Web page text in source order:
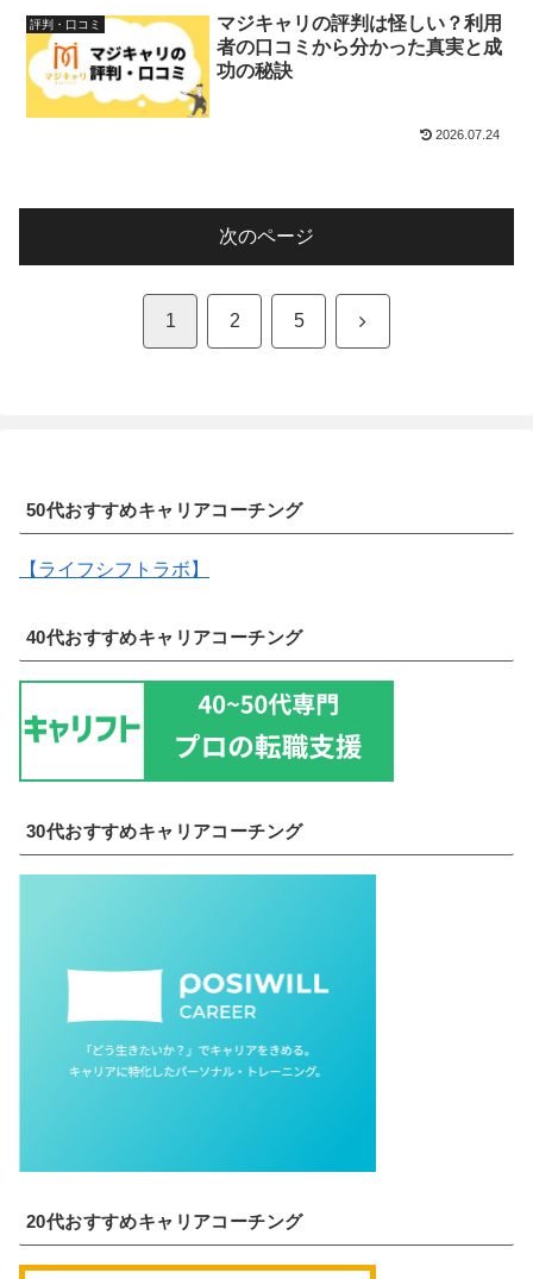
評判・口コミ
マジキャリの評判は怪しい？利用
者の口コミから分かった真実と成
功の秘訣
2026.07.24
次のページ
1 2 5 次
50代おすすめキャリアコーチング
【ライフシフトラボ】
40代おすすめキャリアコーチング
30代おすすめキャリアコーチング
20代おすすめキャリアコーチング